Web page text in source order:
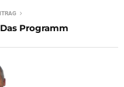
Das Programm